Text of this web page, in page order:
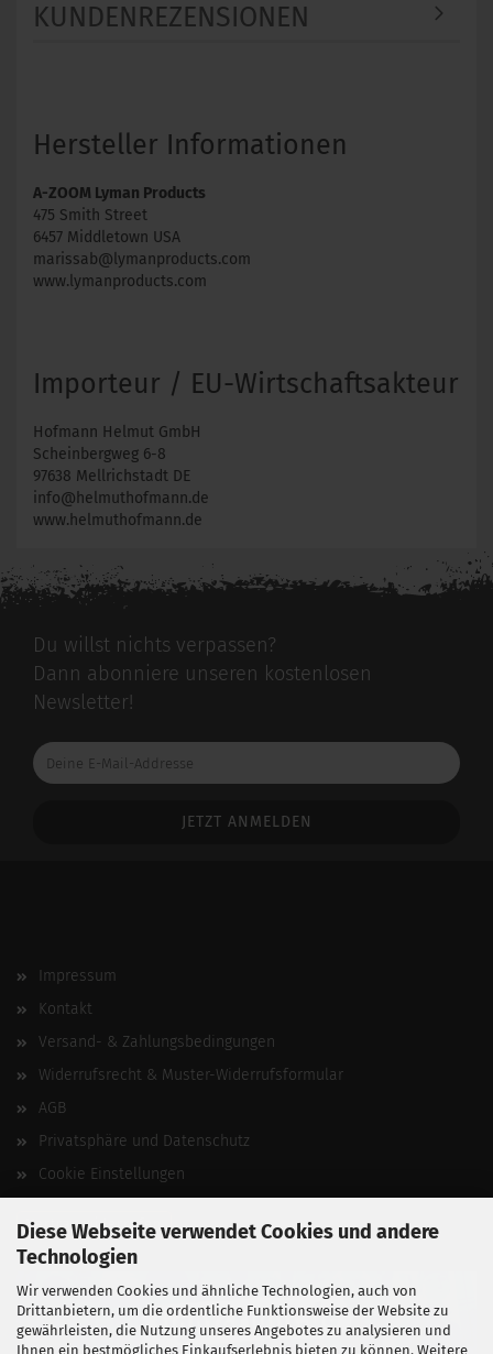
Diese Webseite verwendet Cookies und andere
Technologien
Wir verwenden Cookies und ähnliche Technologien, auch von
Drittanbietern, um die ordentliche Funktionsweise der Website zu
gewährleisten, die Nutzung unseres Angebotes zu analysieren und
Ihnen ein bestmögliches Einkaufserlebnis bieten zu können. Weitere
KUNDENREZENSIONEN
Hersteller Informationen
A-ZOOM Lyman Products
475 Smith Street
6457 Middletown USA
marissab@lymanproducts.com
www.lymanproducts.com
Importeur / EU-Wirtschaftsakteur
Hofmann Helmut GmbH
Scheinbergweg 6-8
97638 Mellrichstadt DE
info@helmuthofmann.de
www.helmuthofmann.de
Du willst nichts verpassen?
Dann abonniere unseren kostenlosen
Newsletter!
Deine
E-
Impressum
Kontakt
Versand- & Zahlungsbedingungen
Widerrufsrecht & Muster-Widerrufsformular
AGB
Privatsphäre und Datenschutz
Cookie Einstellungen
Vertrag widerrufen